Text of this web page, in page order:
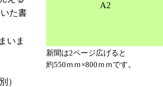
A2
新聞は2ページ広げると
約550ｍｍ×800ｍｍです。
た書
いま
）